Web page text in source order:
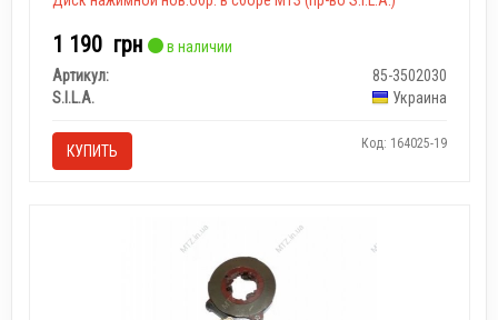
1 190 грн
в наличии
Артикул:
85-3502030
S.I.L.A.
Украина
КУПИТЬ Код: 164025-19